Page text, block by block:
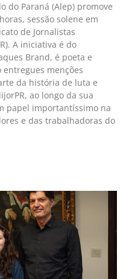
do Paraná (Alep) promove
sessão solene em
de Jornalistas
A iniciativa é do
Brand, é poeta e
menções
da história de luta e
ao longo da sua
papel importantíssimo na
e das trabalhadoras do